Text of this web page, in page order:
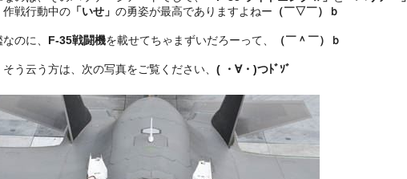
作戦行動中の 「いせ」 の勇姿が最高でありますよねー （￣▽￣）ｂ
のに、 F-35戦闘機を載せてちゃまずいだろーって、 （￣＾￣）ｂ
う云う方は、次の写真をご覧ください、 ( ・∀・)つﾄﾞｿﾞ